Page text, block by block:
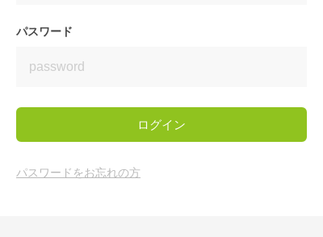
パスワード
ログイン
パスワードをお忘れの方